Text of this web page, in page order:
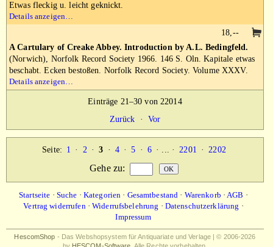
Etwas fleckig u. leicht geknickt.
Details anzeigen…
A Cartulary of Creake Abbey. Introduction by A.L. Bedingfeld.
(Norwich), Norfolk Record Society 1966. 146 S. Oln. Kapitale etwas
beschabt. Ecken bestoßen. Norfolk Record Society. Volume XXXV.
Details anzeigen…
18,--
Einträge 21–30 von 22014
Zurück
· Vor
Seite: 1 · 2 · 3 · 4 · 5 · 6 · ... · 2201 · 2202
Gehe zu:
Startseite · Suche · Kategorien · Gesamtbestand · Warenkorb ·AGB ·
Vertrag widerrufen·Widerrufsbelehrung · Datenschutzerklärung ·
Impressum
HescomShop - Das Webshopsystem für Antiquariate und Verlage | © 2006-2026